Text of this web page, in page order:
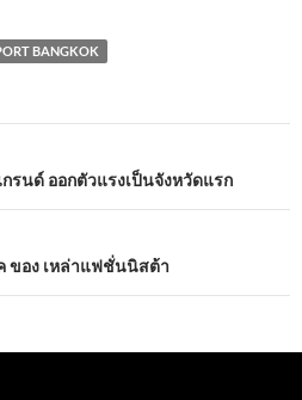
e ar
e
BANGKOK
รนด์ ออกตัวแรงเป็นจังหวัดแรก
ของ เหล่าแฟชั่นนิสต้า